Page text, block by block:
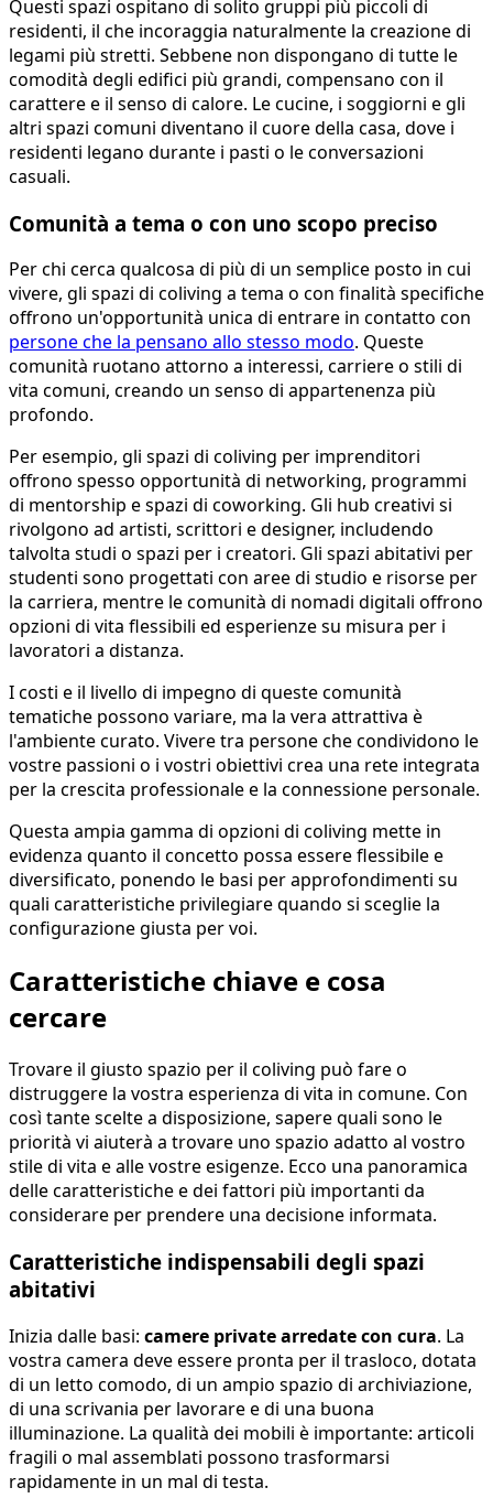
Questi spazi ospitano di solito gruppi più piccoli di
residenti, il che incoraggia naturalmente la creazione di
legami più stretti. Sebbene non dispongano di tutte le
comodità degli edifici più grandi, compensano con il
carattere e il senso di calore. Le cucine, i soggiorni e gli
altri spazi comuni diventano il cuore della casa, dove i
residenti legano durante i pasti o le conversazioni
casuali.
Comunità a tema o con uno scopo preciso
Per chi cerca qualcosa di più di un semplice posto in cui
vivere, gli spazi di coliving a tema o con finalità specifiche
offrono un'opportunità unica di entrare in contatto con
persone che la pensano allo stesso modo. Queste
comunità ruotano attorno a interessi, carriere o stili di
vita comuni, creando un senso di appartenenza più
profondo.
Per esempio, gli spazi di coliving per imprenditori
offrono spesso opportunità di networking, programmi
di mentorship e spazi di coworking. Gli hub creativi si
rivolgono ad artisti, scrittori e designer, includendo
talvolta studi o spazi per i creatori. Gli spazi abitativi per
studenti sono progettati con aree di studio e risorse per
la carriera, mentre le comunità di nomadi digitali offrono
opzioni di vita flessibili ed esperienze su misura per i
lavoratori a distanza.
I costi e il livello di impegno di queste comunità
tematiche possono variare, ma la vera attrattiva è
l'ambiente curato. Vivere tra persone che condividono le
vostre passioni o i vostri obiettivi crea una rete integrata
per la crescita professionale e la connessione personale.
Questa ampia gamma di opzioni di coliving mette in
evidenza quanto il concetto possa essere flessibile e
diversificato, ponendo le basi per approfondimenti su
quali caratteristiche privilegiare quando si sceglie la
configurazione giusta per voi.
Caratteristiche chiave e cosa
cercare
Trovare il giusto spazio per il coliving può fare o
distruggere la vostra esperienza di vita in comune. Con
così tante scelte a disposizione, sapere quali sono le
priorità vi aiuterà a trovare uno spazio adatto al vostro
stile di vita e alle vostre esigenze. Ecco una panoramica
delle caratteristiche e dei fattori più importanti da
considerare per prendere una decisione informata.
Caratteristiche indispensabili degli spazi
abitativi
Inizia dalle basi: camere private arredate con cura. La
vostra camera deve essere pronta per il trasloco, dotata
di un letto comodo, di un ampio spazio di archiviazione,
di una scrivania per lavorare e di una buona
illuminazione. La qualità dei mobili è importante: articoli
fragili o mal assemblati possono trasformarsi
rapidamente in un mal di testa.